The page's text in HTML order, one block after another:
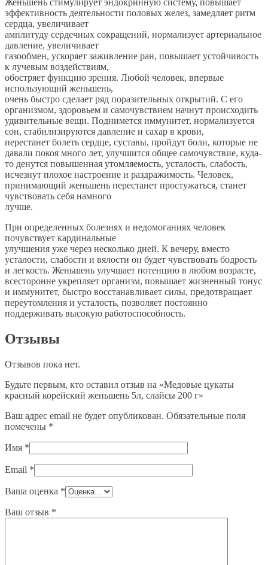
эффективность деятельности половых желез, замедляет ритм
сердца, увеличивает
амплитуду сердечных сокращений, нормализует артериальное
давление, увеличивает
газообмен, ускоряет заживление ран, повышает устойчивость
к лучевым воздействиям,
обостряет функцию зрения. Любой человек, впервые
использующий женьшень,
очень быстро сделает ряд поразительных открытий. С его
организмом, здоровьем и самочувствием начнут происходить
удивительные вещи. Поднимется иммунитет, нормализуется
сон, стабилизируются давление и сахар в крови,
перестанет болеть сердце, суставы, пройдут боли, которые не
давали покоя много лет, улучшится общее самочувствие, куда-
то денутся повышенная утомляемость, усталость, слабость,
исчезнут плохое настроение и раздражимость. Человек,
принимающий женьшень перестанет простужаться, станет
чувствовать себя намного
лучше.
При определенных болезнях и недомоганиях человек
почувствует кардинальные
улучшения уже через несколько дней. К вечеру, вместо
усталости, слабости и вялости он будет чувствовать бодрость
и легкость. Женьшень улучшает потенцию в любом возрасте,
всесторонне укрепляет организм, повышает жизненный тонус
и иммунитет, быстро восстанавливает силы, предотвращает
переутомления и усталость, позволяет постоянно
поддерживать высокую работоспособность.
Отзывы
Отзывов пока нет.
Будьте первым, кто оставил отзыв на «Медовые цукаты
красный корейский женьшень 5л, слайсы 200 г»
Ваш адрес email не будет опубликован. Обязательные поля
помечены *
Имя *
Email *
Ваша оценка *
Ваш отзыв *